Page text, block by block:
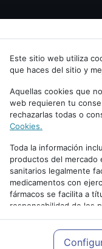
Bienvenid@ a
Escribe tu Email
Accede o regístrate
Este sitio web utiliza
que haces del sitio y
Aquellas cookies que
web requieren tu
rechazarlas todas o
Cookies.
Toda la información
productos del mercado
sanitarios legalmente
medicamentos con
fármacos se facilita a
responsabilidad de los
medicamentos y
adecuado a las